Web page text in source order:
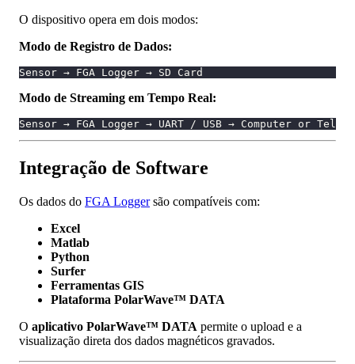
O dispositivo opera em dois modos:
Modo de Registro de Dados:
Sensor → FGA Logger → SD Card
Modo de Streaming em Tempo Real:
Sensor → FGA Logger → UART / USB → Computer or
Integração de Software
Os dados do FGA Loggersão compatíveis com:
Excel
Matlab
Python
Surfer
Ferramentas GIS
Plataforma PolarWave™ DATA
O aplicativo PolarWave™ DATA permite o upload e a
visualização direta dos dados magnéticos gravados.